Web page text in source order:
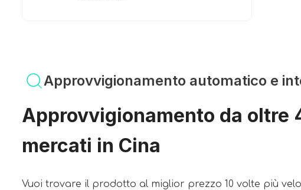
Approvvigionamento automatico e
Approvvigionamento da oltre
mercati in Cina
Vuoi trovare il prodotto al miglior prezzo 10 volte più